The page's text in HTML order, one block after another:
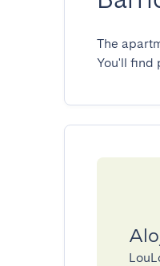
The
You'll find